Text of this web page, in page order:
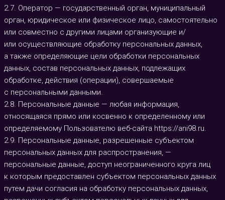
2.7. Оператор — государственный орган, муниципальный
орган, юридическое или физическое лицо, самостоятельно
или совместно с другими лицами организующие и/
или осуществляющие обработку персональных данных,
а также определяющие цели обработки персональных
данных, состав персональных данных, подлежащих
обработке, действия (операции), совершаемые
с персональными данными.
2.8. Персональные данные — любая информация,
относящаяся прямо или косвенно к определенному или
определяемому Пользователю веб-сайта https://ani98.ru.
2.9. Персональные данные, разрешенные субъектом
персональных данных для распространения, —
персональные данные, доступ неограниченного круга лиц
к которым предоставлен субъектом персональных данных
путем дачи согласия на обработку персональных данных,